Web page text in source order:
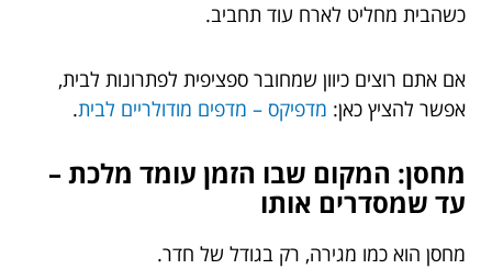
כשהבית מחליט לארח עוד תחביב.
אם אתם רוצים כיוון שמחובר ספציפית לפתרונות לבית,
אפשר להציץ כאן: מדפיקס – מדפים מודולריים לבית.
מחסן: המקום שבו הזמן עומד מלכת –
עד שמסדרים אותו
מחסן הוא כמו מגירה, רק בגודל של חדר.